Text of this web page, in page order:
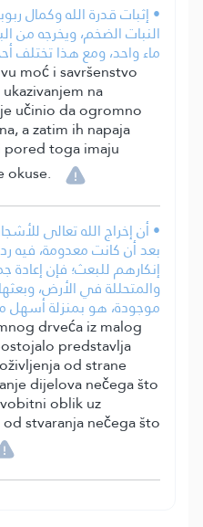
• إثبات قدرة الله وكمال
النبات الضخم، ويخرجه من
ماء واحد، ومع هذا تختلف
moć i savršenstvo
na
učinio da ogromno
a zatim ih napaja
toga imaju
okuse.
• أن إخراج الله تعالى
بعد أن كانت معدومة،
إنكارهم للبعث؛ فإن إعادة
والمتحللة في الأرض،
موجودة، هو بمنزلة أسهل
drveća iz malog
predstavlja
od strane
dijelova nečega što
oblik uz
stvaranja nečega što